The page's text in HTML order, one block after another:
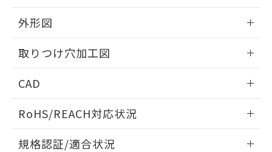
外形図
取りつけ穴加工図
CAD
ドすることができます。
RoHS/REACH対応状況
規格認証/適合状況
欄に対応日を記載しておりました。
既に当社にて対応品への在庫切替を完了
り、2022年1月12日より割愛しておりま
す。